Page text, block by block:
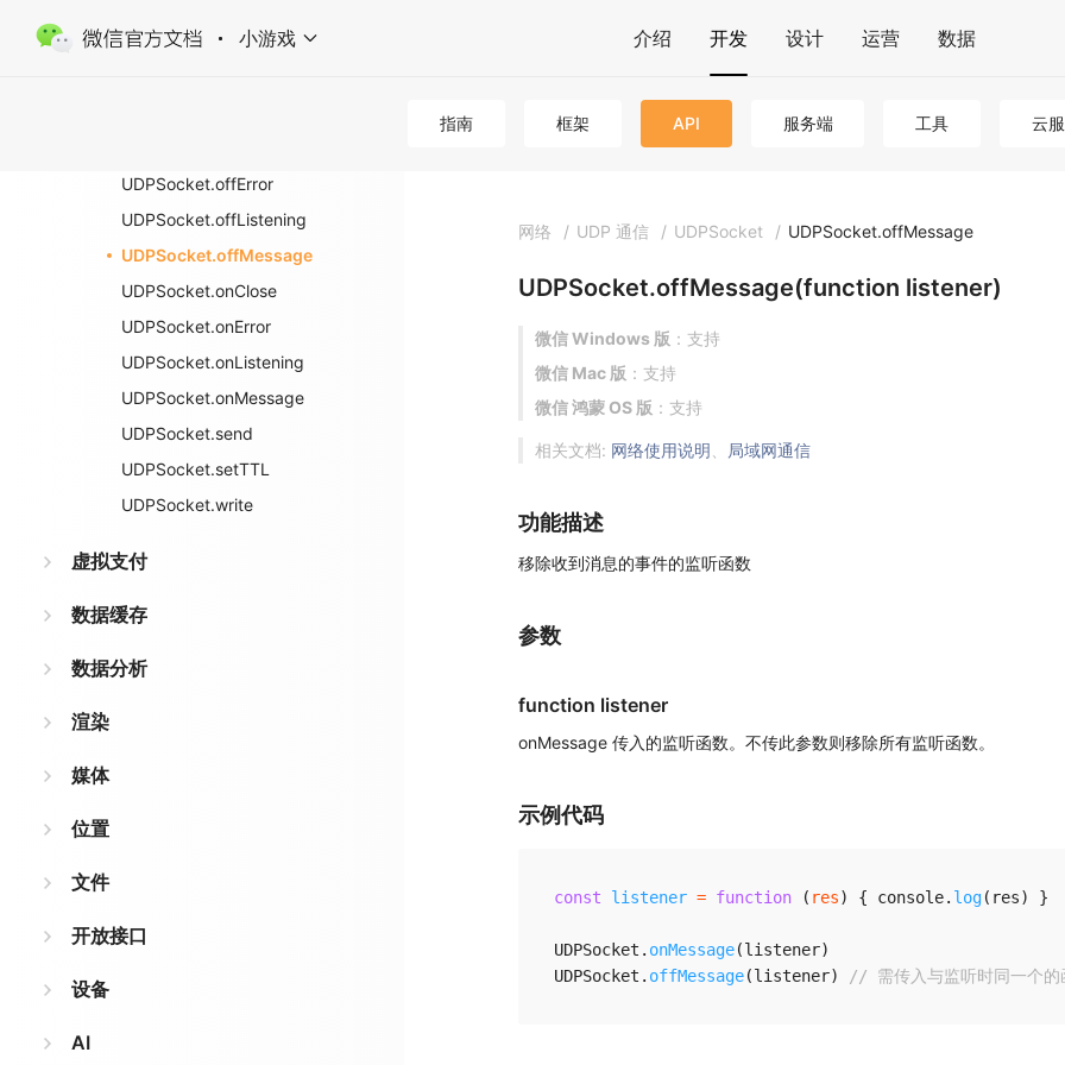
小游戏 介绍 开发 设计 运营 数据
指南 框架 API 服务端 工具 云
UDPSocket.bind
UDPSocket.offError
UDPSocket.offListening
UDPSocket.offMessage
UDPSocket.onClose
UDPSocket.onError
UDPSocket.onListening
UDPSocket.onMessage
UDPSocket.send
UDPSocket.setTTL
UDPSocket.write
虚拟支付
数据缓存
数据分析
渲染
媒体
位置
文件
开放接口
设备
AI
网络 / UDP 通信 / UDPSocket / UDPSocket.offMessage
UDPSocket.offMessage(function listener)
微信 Windows 版 ：支持
微信 Mac 版 ：支持
微信 鸿蒙 OS 版 ：支持
相关文档: 网络使用说明 局域网通信
功能描述
移除收到消息的事件的监听函数
参数
function listener
onMessage 传入的监听函数。不传此参数则移除所有监听函数。
示例代码
const listener = function ( res) { console. log( res) }
UDPSocket . onMessage(listener)
UDPSocket . offMessage(listener) // 需传入与监听时同一个的